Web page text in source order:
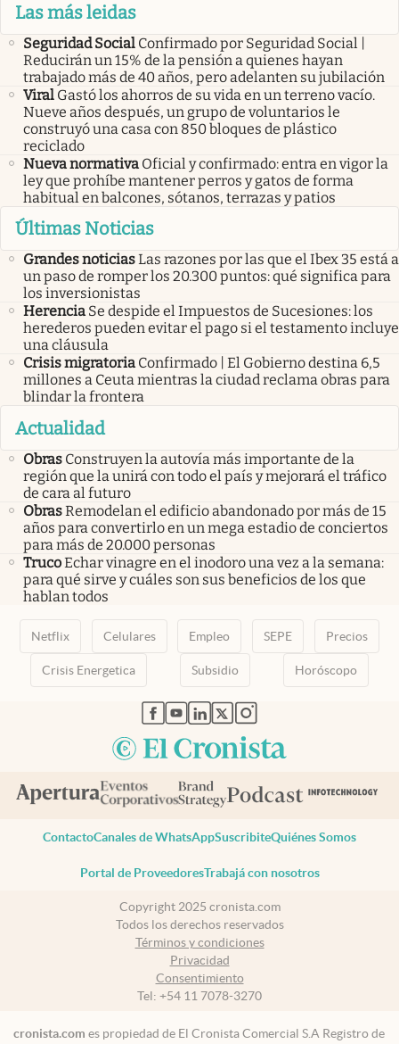
Las más leidas
Seguridad Social Confirmado por Seguridad Social |
Reducirán un 15% de la pensión a quienes hayan
trabajado más de 40 años, pero adelanten su jubilación
Viral Gastó los ahorros de su vida en un terreno vacío.
Nueve años después, un grupo de voluntarios le
construyó una casa con 850 bloques de plástico
reciclado
Nueva normativa Oficial y confirmado: entra en vigor la
ley que prohíbe mantener perros y gatos de forma
habitual en balcones, sótanos, terrazas y patios
Últimas Noticias
Grandes noticiasLas razones por las que el Ibex 35 está a
un paso de romper los 20.300 puntos: qué significa para
los inversionistas
Herencia Se despide el Impuestos de Sucesiones: los
herederos pueden evitar el pago si el testamento incluye
una cláusula
Crisis migratoria Confirmado | El Gobierno destina 6,5
millones a Ceuta mientras la ciudad reclama obras para
blindar la frontera
Actualidad
Obras Construyen la autovía más importante de la
región que la unirá con todo el país y mejorará el tráfico
de cara al futuro
ObrasRemodelan el edificio abandonado por más de 15
años para convertirlo en un mega estadio de conciertos
para más de 20.000 personas
TrucoEchar vinagre en el inodoro una vez a la semana:
para qué sirve y cuáles son sus beneficios de los que
hablan todos
Netflix Celulares Empleo SEPE Precios
Crisis Energetica Subsidio Horóscopo
abre en nueva pestaña
abre en nueva pestaña
abre en nueva pestaña
abre en nueva pestaña
abre en nueva pestaña
ContactoCanales de WhatsAppSuscribiteQuiénes Somos
Portal de ProveedoresTrabajá con nosotros
Copyright 2025 cronista.com
Todos los derechos reservados
Términos y condiciones
Privacidad
Consentimiento
Tel: +54 11 7078-3270
cronista.com es propiedad de El Cronista Comercial S.A Registro de